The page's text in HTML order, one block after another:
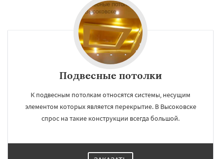
Краснознаменск
Ликино-Дулево
Лосино-Петровский Луховицы
Люберцы Можайск Мытищи
Ногинск Одинцово
Орехово-Зуево
Пересвет
Подвесные потолки
К подвесным потолкам относятся системы, несущим
элементом которых является перекрытие. В Высоковске
спрос на такие конструкции всегда большой.